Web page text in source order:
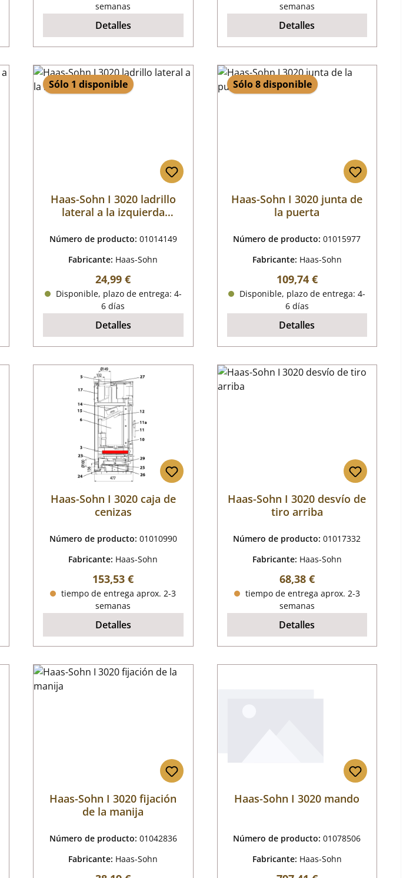
semanas
Detalles
semanas
Detalles
Sólo 1 disponible
Haas-Sohn I 3020 ladrillo
lateral a la izquierda
Número de producto: 01014149
Fabricante: Haas-Sohn
Precio normal:
24,99 €
Disponible, plazo de entrega: 4-
6 días
Detalles
Sólo 8 disponible
Haas-Sohn I 3020 junta de
la puerta
Número de producto:01015977
Fabricante: Haas-Sohn
Precio normal:
109,74 €
Disponible, plazo de entrega: 4-
6 días
Detalles
Haas-Sohn I 3020 caja de
cenizas
Número de producto: 01010990
Fabricante: Haas-Sohn
Precio normal:
153,53 €
tiempo de entrega aprox. 2-3
semanas
Detalles
Haas-Sohn I 3020 desvío de
tiro arriba
Número de producto:01017332
Fabricante: Haas-Sohn
Precio normal:
68,38 €
tiempo de entrega aprox. 2-3
semanas
Detalles
Haas-Sohn I 3020 fijación
de la manija
Número de producto: 01042836
Fabricante: Haas-Sohn
Haas-Sohn I 3020 mando
Número de producto:01078506
Fabricante: Haas-Sohn